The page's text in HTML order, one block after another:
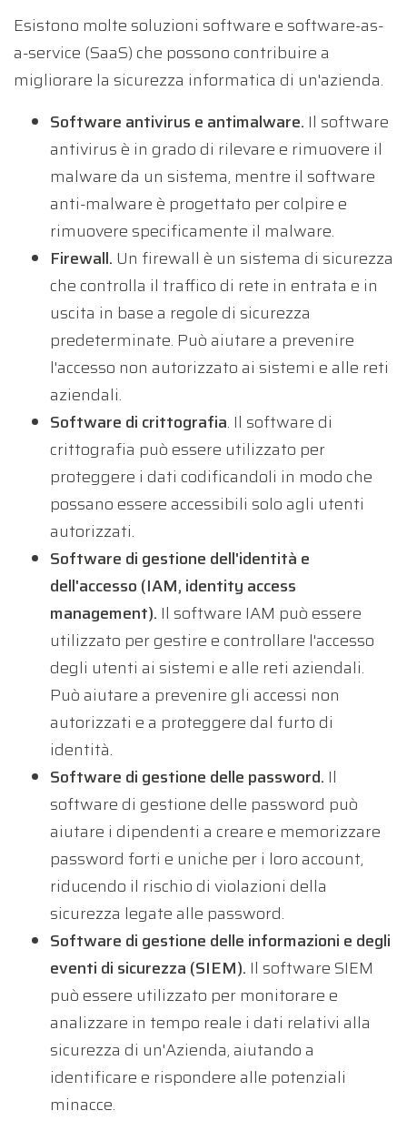
Esistono molte soluzioni software e software-as-
a-service (SaaS) che possono contribuire a
migliorare la sicurezza informatica di un'azienda.
Software antivirus e antimalware. Il software
antivirus è in grado di rilevare e rimuovere il
malware da un sistema, mentre il software
anti-malware è progettato per colpire e
rimuovere specificamente il malware.
Firewall. Un firewall è un sistema di sicurezza
che controlla il traffico di rete in entrata e in
uscita in base a regole di sicurezza
predeterminate. Può aiutare a prevenire
l'accesso non autorizzato ai sistemi e alle reti
aziendali.
Software di crittografia. Il software di
crittografia può essere utilizzato per
proteggere i dati codificandoli in modo che
possano essere accessibili solo agli utenti
autorizzati.
Software di gestione dell'identità e
dell'accesso (IAM, identity access
management). Il software IAM può essere
utilizzato per gestire e controllare l'accesso
degli utenti ai sistemi e alle reti aziendali.
Può aiutare a prevenire gli accessi non
autorizzati e a proteggere dal furto di
identità.
Software di gestione delle password. Il
software di gestione delle password può
aiutare i dipendenti a creare e memorizzare
password forti e uniche per i loro account,
riducendo il rischio di violazioni della
sicurezza legate alle password.
Software di gestione delle informazioni e degli
eventi di sicurezza (SIEM). Il software SIEM
può essere utilizzato per monitorare e
analizzare in tempo reale i dati relativi alla
sicurezza di un'Azienda, aiutando a
identificare e rispondere alle potenziali
minacce.